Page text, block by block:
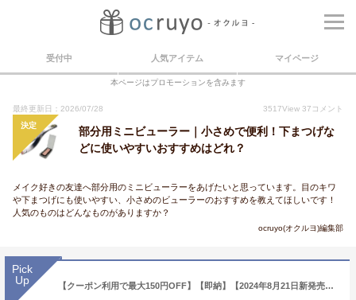
受付中 人気アイテム マイページ
本ページはプロモーションを含みます
最終更新日：2026/07/28 3517View 37 コメント
決定
部分用ミニビューラー｜小さめで便利！下まつげな
どに使いやすいおすすめはどれ？
メイク好きの友達へ部分用のミニビューラーをあげたいと思っています。目のキワ
や下まつげにも使いやすい、小さめのビューラーのおすすめを教えてほしいです！
人気のものはどんなものがありますか？
ocruyo(オクルヨ)編集部
Pick
Up
【クーポン利用で最大150円OFF】【即納】【2024年8月21日新発売・リニューアル・メール便発送】資生堂 化粧用具 匠の技 ミニアイラッシュカーラー 替えゴム1個付き ポイントカール用 まつ毛専用カーラー（部分用） ビューラー (旧215) 【4909978215446】